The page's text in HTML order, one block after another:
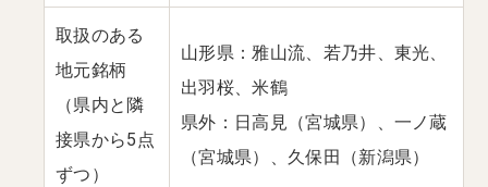
取扱のある
地元銘柄
（県内と隣
接県から5点
ずつ）
山形県：雅山流、若乃井、東光、
出羽桜、米鶴
県外：日高見（宮城県）、一ノ蔵
（宮城県）、久保田（新潟県）